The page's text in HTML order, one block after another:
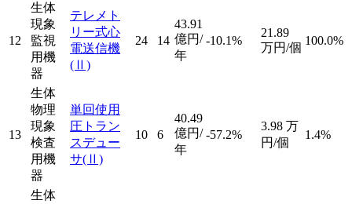
12
生体
現象
監視
用機
器
テレメト
リー式心
電送信機
(Ⅱ)
24 14
43.91
億円/
年
-10.1%
21.89
万円/個
100.0%
13
生体
物理
現象
検査
用機
器
単回使用
圧トラン
スデュー
サ(Ⅱ)
10 6
40.49
億円/
年
-57.2%
3.98 万
円/個
1.4%
生体